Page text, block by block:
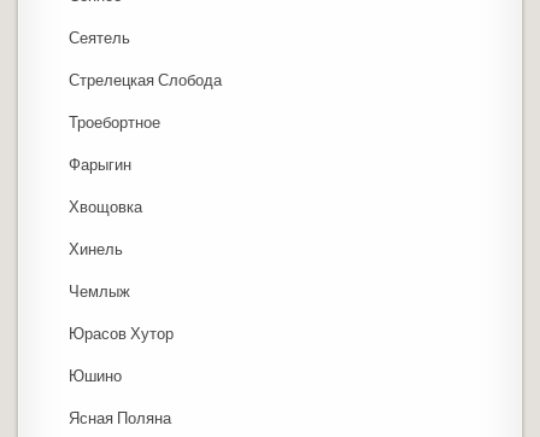
Сеятель
Стрелецкая Слобода
Троебортное
Фарыгин
Хвощовка
Хинель
Чемлыж
Юрасов Хутор
Юшино
Ясная Поляна